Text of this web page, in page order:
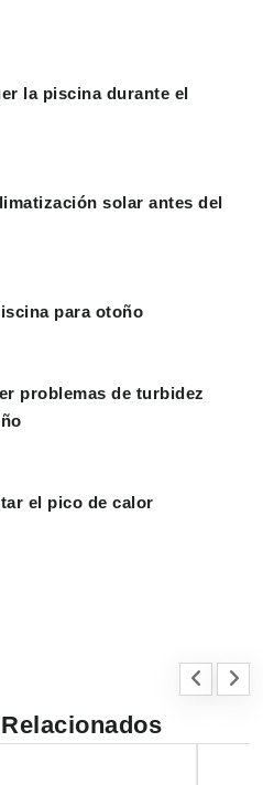
la piscina durante el
solar antes del
para otoño
problemas de turbidez
el pico de calor